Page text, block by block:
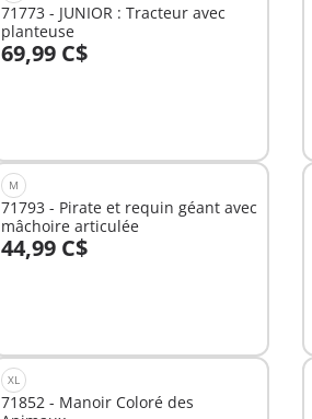
71773 - JUNIOR : Tracteur avec
planteuse
69,99 C$
Au panier
M
71793 - Pirate et requin géant avec
mâchoire articulée
44,99 C$
Au panier
XL
71852 - Manoir Coloré des